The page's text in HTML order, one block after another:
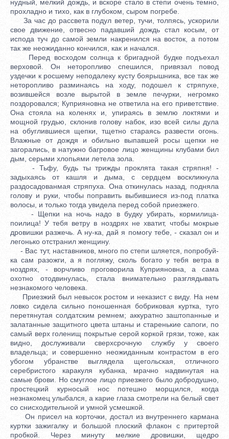
нудный, мелкий дождь, и вскоре стало в степи очень темно,
прохладно и тихо, как в глубоком, сыром погребе.
За час до рассвета подул ветер, тучи, толпясь, ускорили
свое движение, отвесно падавший дождь стал косым, от
испода туч до самой земли накренился на восток, а потом
так же неожиданно кончился, как и начался.
Перед восходом солнца к бригадной будке подъехал
верховой. Он неторопливо спешился, привязал повод
уздечки к росшему неподалеку кусту боярышника, все так же
неторопливо разминаясь на ходу, подошел к стряпухе,
возившейся возле вырытой в земле печурки, негромко
поздоровался; Куприяновна не ответила на его приветствие.
Она стояла на коленях и, упираясь в землю локтями и
мощной грудью, склонив голову набок, изо всей силы дула
на обуглившиеся щепки, тщетно стараясь развести огонь.
Влажные от дождя и обильно выпавшей росы щепки не
загорались, в натужно багровое лицо женщины клубами бил
дым, серыми хлопьями летела зола.
- Тьфу, будь ты трижды проклята такая стряпня! -
задыхаясь от кашля и дыма, с сердцем воскликнула
раздосадованмая стряпуха. Она откинулась назад, подняла
голову и руки, чтобы поправить выбившиеся из-под платка
волосы, и только тогда увидела перед собой приезжего.
- Щепки на ночь надо в будку убирать, кормилица-
поилица! У тебя ветру в ноздрях не хватит, чтобы мокрые
дровишки разжечь. А ну-ка, дай я помогу тебе, - сказал он и
легонько отстранил женщину.
- Вас тут, наставников, много по степи шляется, попробуй-
ка сам разожги, а я погляжу, сколь богато у тебя ветра в
ноздрях, - ворчливо проговорила Куприяновна, а сама
охотно отодвинулась, стала внимательно разглядывать
незнакомого человека.
Приезжий был невысок ростом и неказист с виду. На нем
ловко сидела сильно поношенная бобриковая куртка, туго
перетянутая солдатским ремнем; аккуратно заштопанные и
залатанные защитного цвета штаны и старенькие сапоги, по
самый верх голенищ покрытые серой коркой грязи, тоже, как
видно, дослуживали сверхсрочную службу у своего
владельца; и совершенно неожиданным контрастом в его
убогом убранстве выглядела щегольская, отличного
серебристого каракуля кубанка, мрачно надвинутая на
самые брови. Но смуглое лицо приезжего было добродушно,
простецкий курносый нос потешно морщился, когда
незнакомец улыбался, а карие глаза смотрели на белый свет
со снисходительной и умной усмешкой.
Он присел на корточки, достал из внутреннего кармана
куртки зажигалку и большой плоский флакон с притертой
пробкой. Через минуту мелкие дровишки, щедро